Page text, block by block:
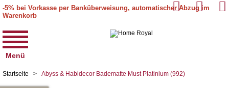
-5% bei Vorkasse per Banküberweisung, automatischer Abzug im
Warenkorb
Menü
Startseite > Abyss & Habidecor Badematte Must Platinium (992)